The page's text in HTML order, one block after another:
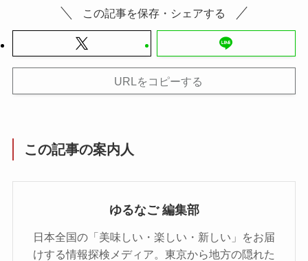
この記事を保存・シェアする
URLをコピーする
この記事の案内人
ゆるなご 編集部
日本全国の「美味しい・楽しい・新しい」をお届
けする情報探検メディア。東京から地方の隠れた